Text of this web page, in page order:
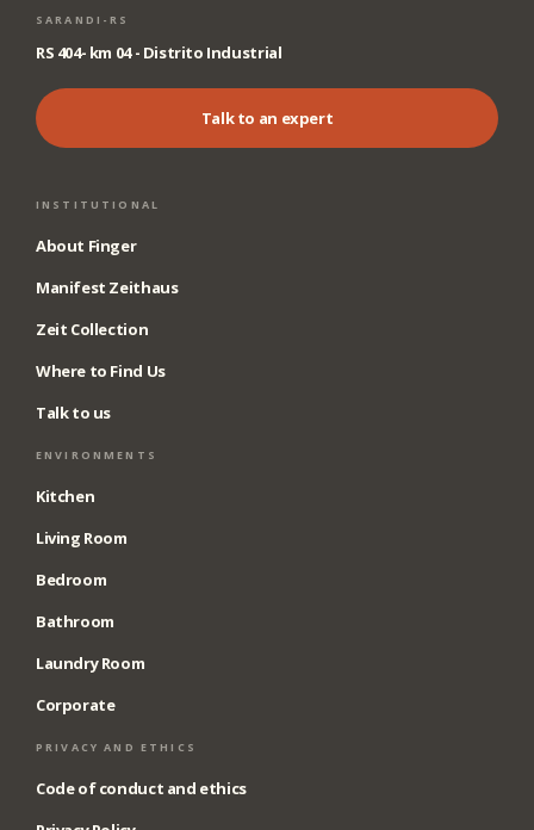
SARANDI-RS
RS 404- km 04 - Distrito Industrial
Talk to an expert
INSTITUTIONAL
About Finger
Manifest Zeithaus
Zeit Collection
Where to Find Us
Talk to us
ENVIRONMENTS
Kitchen
Living Room
Bedroom
Bathroom
Laundry Room
Corporate
PRIVACY AND ETHICS
Code of conduct and ethics